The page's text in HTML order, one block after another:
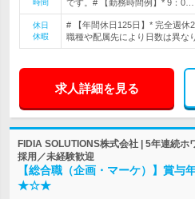
時間
です。# 【勤務時間例】* 9：0…
休日
休暇
# 【年間休日125日】* 完全週
職種や配属先により日数は異な
求人詳細を見る
FIDIA SOLUTIONS株式会社 | 5年連続
採用／未経験歓迎
【総合職（企画・マーケ）】賞与
★☆★